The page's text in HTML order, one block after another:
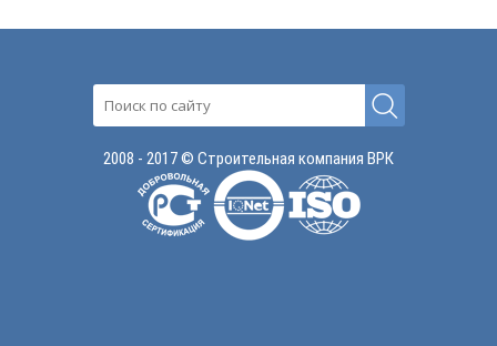
2008 - 2017 © Строительная компания ВРК